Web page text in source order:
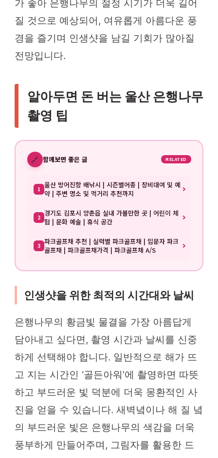
가 좋아 은행나무의 절정 시기가 더욱 길어
질 것으로 예상되어, 여유롭게 아름다운 풍
경을 즐기며 인생샷을 남길 기회가 많아질
전망입니다.
알아두면 돈 버는 울산 은행나무
촬영 팁
🔗 함께보면 좋은 글 RELATED
1 울산 방어진항 배낚시 | 시즌별어종 | 장비대여 및 예
약 | 주변 명소 및 먹거리 추천까지
2 경기도 김포시 양촌읍 실내 가볼만한 곳 | 어린이 체
험 | 문화 예술 | 휴식 공간
3 파크골프채 추천 | 실력별 파크골프채 | 입문자 파크
골프채 | 파크골프채가격 | 파크골프채 A/S
인생샷을 위한 최적의 시간대와 날씨
은행나무의 황금빛 물결을 가장 아름답게
담아내고 싶다면, 촬영 시간과 날씨를 신중
하게 선택해야 합니다. 일반적으로 해가 뜨
고 지는 시간인 ‘골든아워’에 촬영하면 따뜻
하고 부드러운 빛 덕분에 더욱 몽환적인 사
진을 얻을 수 있습니다. 새벽녘이나 해 질 녘
의 부드러운 빛은 은행나무의 색감을 더욱
풍부하게 만들어주며, 그림자를 활용한 드